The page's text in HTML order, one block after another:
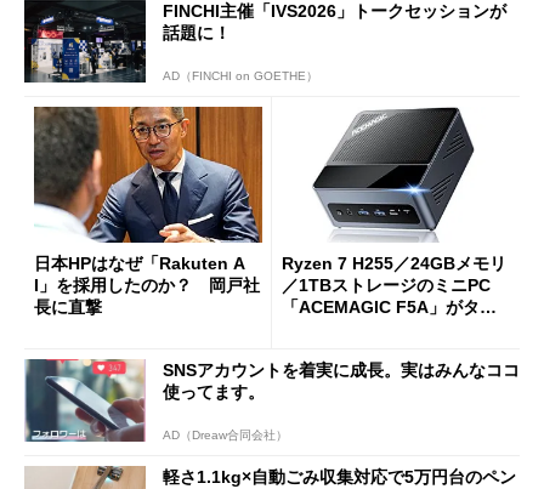
FINCHI主催「IVS2026」トークセッションが
話題に！
AD（FINCHI on GOETHE）
日本HPはなぜ「Rakuten A
I」を採用したのか？ 岡戸社
長に直撃
Ryzen 7 H255／24GBメモリ
／1TBストレージのミニPC
「ACEMAGIC F5A」がタイ
SNSアカウントを着実に成長。実はみんなココ
使ってます。
AD（Dreaw合同会社）
軽さ1.1kg×自動ごみ収集対応で5万円台のペン